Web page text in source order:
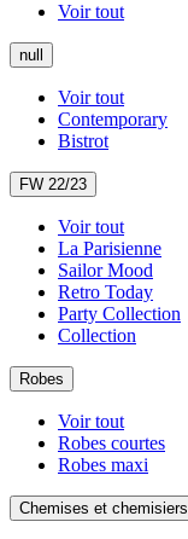
Voir tout
null
Voir tout
Contemporary
Bistrot
FW 22/23
Voir tout
La Parisienne
Sailor Mood
Retro Today
Party Collection
Collection
Robes
Voir tout
Robes courtes
Robes maxi
Chemises et chemisiers